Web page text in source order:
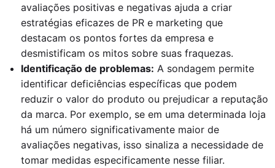
avaliações positivas e negativas ajuda a criar
estratégias eficazes de PR e marketing que
destacam os pontos fortes da empresa e
desmistificam os mitos sobre suas fraquezas.
Identificação de problemas: A sondagem permite
identificar deficiências específicas que podem
reduzir o valor do produto ou prejudicar a reputação
da marca. Por exemplo, se em uma determinada loja
há um número significativamente maior de
avaliações negativas, isso sinaliza a necessidade de
tomar medidas especificamente nesse filiar.